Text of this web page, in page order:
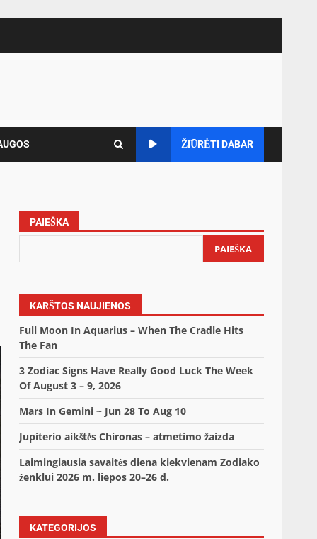
ŽIŪRĖTI DABAR
PAIEŠKA
PAIEŠKA
KARŠTOS NAUJIENOS
Full Moon In Aquarius – When The Cradle Hits
The Fan
3 Zodiac Signs Have Really Good Luck The Week
Of August 3 – 9, 2026
Mars In Gemini ~ Jun 28 To Aug 10
Jupiterio aikštės Chironas – atmetimo žaizda
Laimingiausia savaitės diena kiekvienam Zodiako
ženklui 2026 m. liepos 20–26 d.
KATEGORIJOS